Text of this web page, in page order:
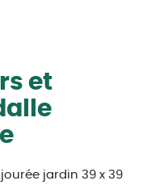
et
jardin 39 x 39